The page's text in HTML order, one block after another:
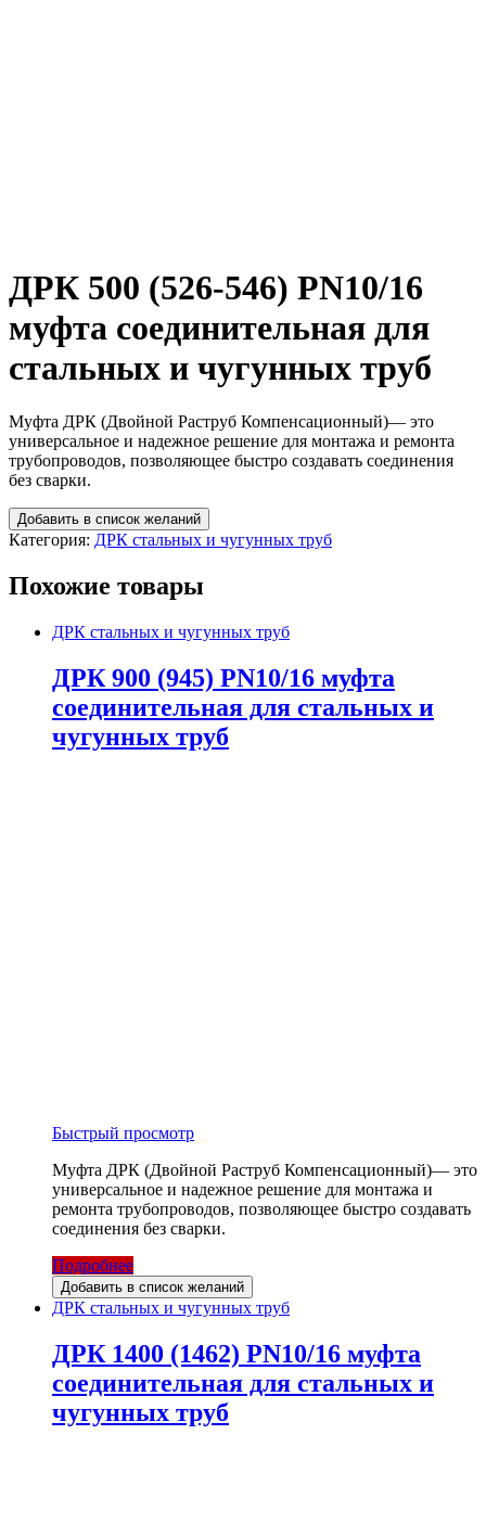
ДРК 500 (526-546) PN10/16
муфта соединительная для
стальных и чугунных труб
Муфта ДРК (Двойной Раструб Компенсационный)— это
универсальное и надежное решение для монтажа и ремонта
трубопроводов, позволяющее быстро создавать соединения
без сварки.
Добавить в список желаний
Категория: ДРК стальных и чугунных труб
Похожие товары
ДРК стальных и чугунных труб
ДРК 900 (945) PN10/16 муфта
соединительная для стальных и
чугунных труб
Быстрый просмотр
Муфта ДРК (Двойной Раструб Компенсационный)— это
универсальное и надежное решение для монтажа и
ремонта трубопроводов, позволяющее быстро создавать
соединения без сварки.
Подробнее
Добавить в список желаний
ДРК стальных и чугунных труб
ДРК 1400 (1462) PN10/16 муфта
соединительная для стальных и
чугунных труб